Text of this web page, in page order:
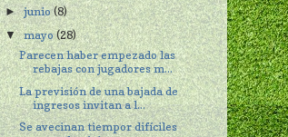
►junio(8)
▼mayo(28)
Parecen haber empezado las
rebajas con jugadores m...
La previsión de una bajada de
ingresos invitan a l...
Se avecinan tiempor difíciles